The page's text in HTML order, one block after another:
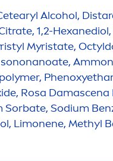
Alcohol,
1,2-
Myristate,
Rosa Damascena
Sorbate, Sodium
Limonene, Methyl